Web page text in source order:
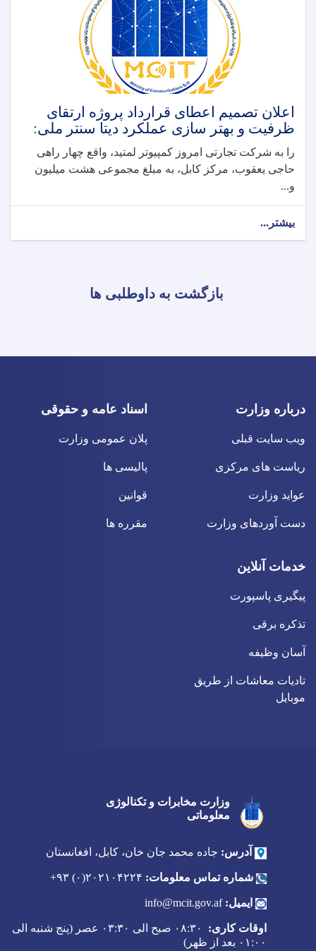
اعلان تصمیم اعطای قرارداد پروژه ارتقای
ظرفیت و بهتر سازی عملکرد دیتا سنتر ملی:
را به شرکت تجارتی امروز کمپیوتر لمتید، واقع چهار راهی
حاجی یعقوب، مرکز کابل، به مبلغ مجموعی هشت میلیون
و...
بیشتر...
بازگشت به داوطلبی ها
درباره وزارت
ویب سایت قبلی
ریاست های مرکزی
عواید وزارت
دست آوردهای وزارت
اسناد عامه و حقوقی
پلان عمومی وزارت
پالیسی ها
قوانین
مقرره ها
خدمات آنلاین
پیگیری پاسپورت
تذکره برقی
آسان وظیفه
تادیات معاشات از طریق
موبایل
وزارت مخابرات و تکنالوژی
معلوماتی
آدرس: جاده محمد جان خان، کابل، افغانستان
شماره تماس معلومات:
ایمیل:info@mcit.gov.af
اوقات کاری:
۰۸:۳۰ صبح الی ۰۳:۳۰ عصر (پنج شنبه الی
۰۱:۰۰ بعد از ظهر)